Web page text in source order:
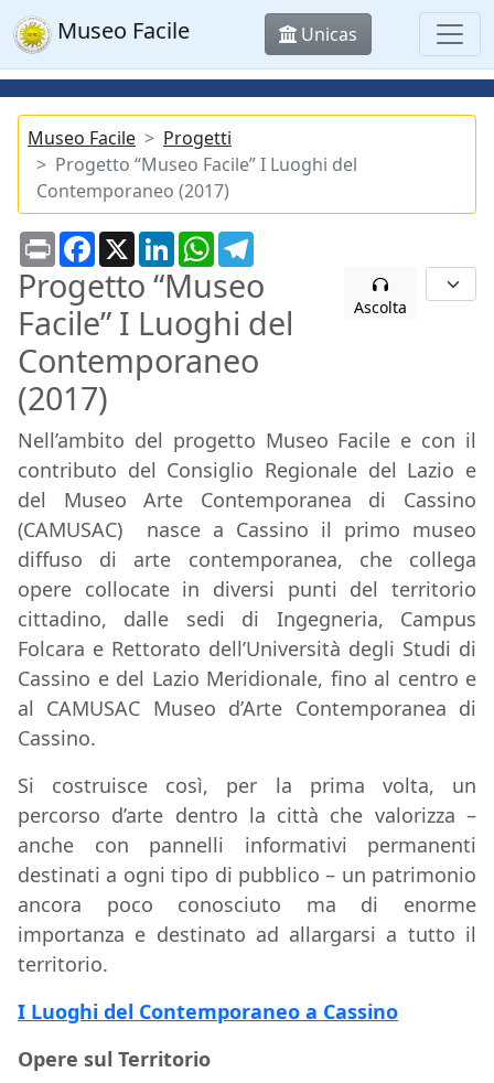
Museo Facile Unicas
Museo Facile
Progetti
Progetto “Museo Facile” I Luoghi del
Contemporaneo (2017)
PrintFacebook
X LinkedInWhatsApp
Progetto “Museo
Facile” I Luoghi del
Contemporaneo
(2017)
Ascolta
Nell’ambito del progetto Museo Facile e con il
contributo del Consiglio Regionale del Lazio e
del Museo Arte Contemporanea di Cassino
(CAMUSAC) nasce a Cassino il primo museo
diffuso di arte contemporanea, che collega
opere collocate in diversi punti del territorio
cittadino, dalle sedi di Ingegneria, Campus
Folcara e Rettorato dell’Università degli Studi di
Cassino e del Lazio Meridionale, fino al centro e
al CAMUSAC Museo d’Arte Contemporanea di
Cassino.
Si costruisce così, per la prima volta, un
percorso d’arte dentro la città che valorizza –
anche con pannelli informativi permanenti
destinati a ogni tipo di pubblico – un patrimonio
ancora poco conosciuto ma di enorme
importanza e destinato ad allargarsi a tutto il
territorio.
I Luoghi del Contemporaneo a Cassino
Opere sul Territorio